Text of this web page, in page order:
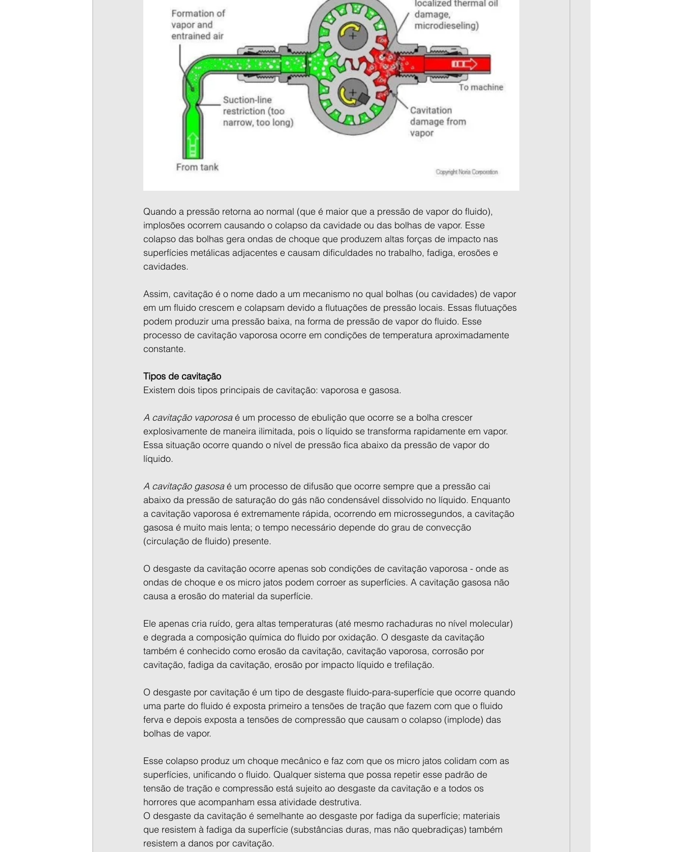
Quando a pressão retorna ao normal (que é maior que a pressão de vapor do fluido),
implosões ocorrem causando o colapso da cavidade ou das bolhas de vapor. Esse
colapso das bolhas gera ondas de choque que produzem altas forças de impacto nas
superfícies metálicas adjacentes e causam dificuldades no trabalho, fadiga, erosões e
cavidades.
Assim, cavitação é o nome dado a um mecanismo no qual bolhas (ou cavidades) de vapor
em um fluido crescem e colapsam devido a flutuações de pressão locais. Essas flutuações
podem produzir uma pressão baixa, na forma de pressão de vapor do fluido. Esse
processo de cavitação vaporosa ocorre em condições de temperatura aproximadamente
constante.
Tipos de cavitação
Existem dois tipos principais de cavitação: vaporosa e gasosa.
A cavitação vaporosa é um processo de ebulição que ocorre se a bolha crescer
explosivamente de maneira ilimitada, pois o líquido se transforma rapidamente em vapor.
Essa situação ocorre quando o nível de pressão fica abaixo da pressão de vapor do
líquido.
A cavitação gasosa é um processo de difusão que ocorre sempre que a pressão cai
abaixo da pressão de saturação do gás não condensável dissolvido no líquido. Enquanto
a cavitação vaporosa é extremamente rápida, ocorrendo em microssegundos, a cavitação
gasosa é muito mais lenta; o tempo necessário depende do grau de convecção
(circulação de fluido) presente.
O desgaste da cavitação ocorre apenas sob condições de cavitação vaporosa - onde as
ondas de choque e os micro jatos podem corroer as superfícies. A cavitação gasosa não
causa a erosão do material da superfície.
Ele apenas cria ruído, gera altas temperaturas (até mesmo rachaduras no nível molecular)
e degrada a composição química do fluido por oxidação. O desgaste da cavitação
também é conhecido como erosão da cavitação, cavitação vaporosa, corrosão por
cavitação, fadiga da cavitação, erosão por impacto líquido e trefilação.
O desgaste por cavitação é um tipo de desgaste fluido-para-superfície que ocorre quando
uma parte do fluido é exposta primeiro a tensões de tração que fazem com que o fluido
ferva e depois exposta a tensões de compressão que causam o colapso (implode) das
bolhas de vapor.
Esse colapso produz um choque mecânico e faz com que os micro jatos colidam com as
superfícies, unificando o fluido. Qualquer sistema que possa repetir esse padrão de
tensão de tração e compressão está sujeito ao desgaste da cavitação e a todos os
horrores que acompanham essa atividade destrutiva.
O desgaste da cavitação é semelhante ao desgaste por fadiga da superfície; materiais
que resistem à fadiga da superfície (substâncias duras, mas não quebradiças) também
resistem a danos por cavitação.